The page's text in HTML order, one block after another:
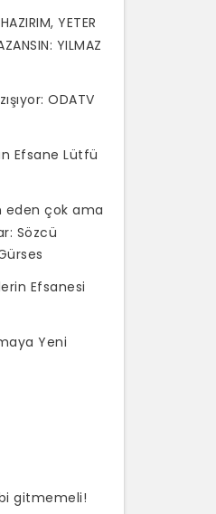
YETER
YILMAZ
ODATV
Efsane Lütfü
eden çok ama
Sözcü
Efsanesi
Yeni
gitmemeli!